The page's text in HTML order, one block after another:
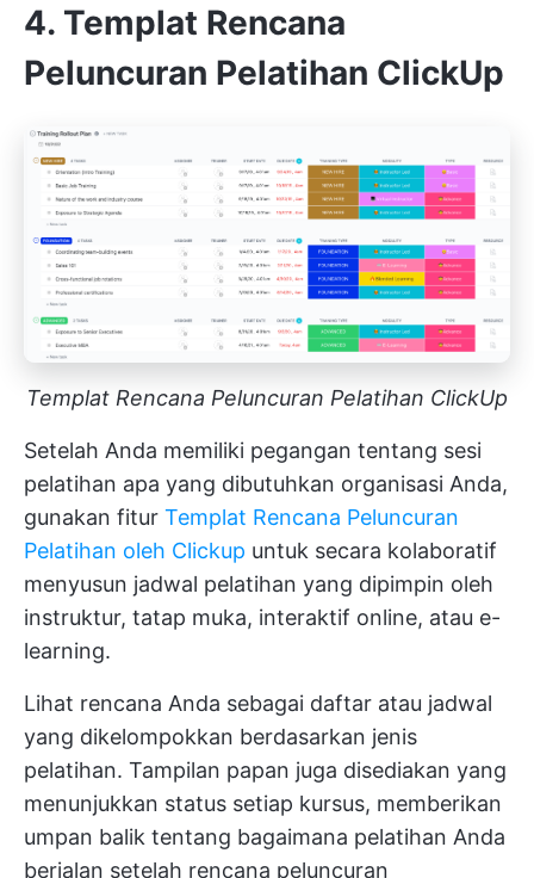
4. Templat Rencana
Peluncuran Pelatihan ClickUp
Templat Rencana Peluncuran Pelatihan ClickUp
Setelah Anda memiliki pegangan tentang sesi
pelatihan apa yang dibutuhkan organisasi Anda,
gunakan fitur Templat Rencana Peluncuran
Pelatihan oleh Clickup untuk secara kolaboratif
menyusun jadwal pelatihan yang dipimpin oleh
instruktur, tatap muka, interaktif online, atau e-
learning.
Lihat rencana Anda sebagai daftar atau jadwal
yang dikelompokkan berdasarkan jenis
pelatihan. Tampilan papan juga disediakan yang
menunjukkan status setiap kursus, memberikan
umpan balik tentang bagaimana pelatihan Anda
berjalan setelah rencana peluncuran